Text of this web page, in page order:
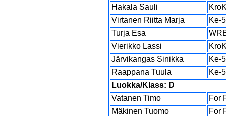
Hakala Sauli
Virtanen Riitta Marja
Ke-
Turja Esa
Vierikko Lassi
Järvikangas Sinikka
Ke-
Raappana Tuula
Ke-
Luokka/Klass: D
Vatanen Timo
For
Mäkinen Tuomo
For